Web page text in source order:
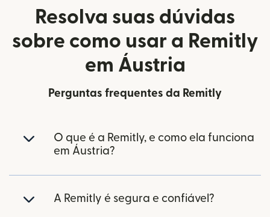
Resolva suas dúvidas
sobre como usar a Remitly
em Áustria
Perguntas frequentes da Remitly
O que é a Remitly, e como ela funciona
em Áustria?
A Remitly é segura e confiável?